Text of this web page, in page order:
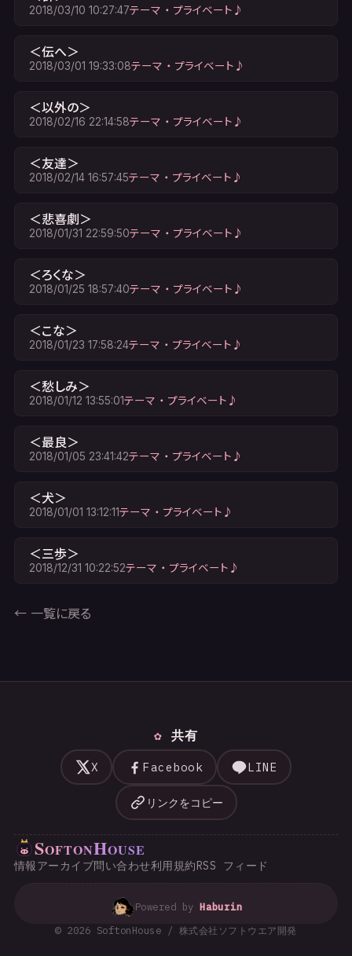
2018/03/10 10:27:47テーマ ・ プライベート♪
＜伝へ＞
2018/03/01 19:33:08テーマ ・ プライベート♪
＜以外の＞
2018/02/16 22:14:58テーマ ・ プライベート♪
＜友達＞
2018/02/14 16:57:45テーマ ・ プライベート♪
＜悲喜劇＞
2018/01/31 22:59:50テーマ ・ プライベート♪
＜ろくな＞
2018/01/25 18:57:40テーマ ・ プライベート♪
＜こな＞
2018/01/23 17:58:24テーマ ・ プライベート♪
＜愁しみ＞
2018/01/12 13:55:01テーマ ・ プライベート♪
＜最良＞
2018/01/05 23:41:42テーマ ・ プライベート♪
＜犬＞
2018/01/01 13:12:11テーマ ・ プライベート♪
＜三歩＞
2018/12/31 10:22:52テーマ ・ プライベート♪
← 一覧に戻る
共有
X Facebook LINE
リンクをコピー
SOFTONHOUSE
情報アーカイブ問い合わせ利用規約RSS フィード
Powered byHaburin
© 2026 SoftonHouse / 株式会社ソフトウエア開発